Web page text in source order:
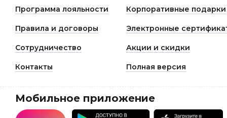
Программа лояльности Корпоративные подарки
Правила и договоры Электронные
Сотрудничество Акции и скидки
Контакты Полная версия
Мобильное приложение